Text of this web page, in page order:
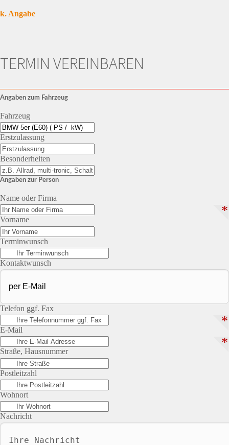
k. Angabe
TERMIN VEREINBAREN
Angaben zum Fahrzeug
Fahrzeug
Erstzulassung
Besonderheiten
Angaben zur Person
Name oder Firma
*
Vorname
Terminwunsch
Kontaktwunsch
Telefon ggf. Fax
*
E-Mail
*
Straße, Hausnummer
Postleitzahl
Wohnort
Nachricht